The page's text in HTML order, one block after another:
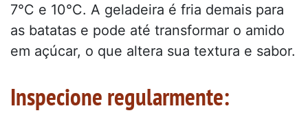
7°C e 10°C. A geladeira é fria demais para
as batatas e pode até transformar o amido
em açúcar, o que altera sua textura e sabor.
Inspecione regularmente: